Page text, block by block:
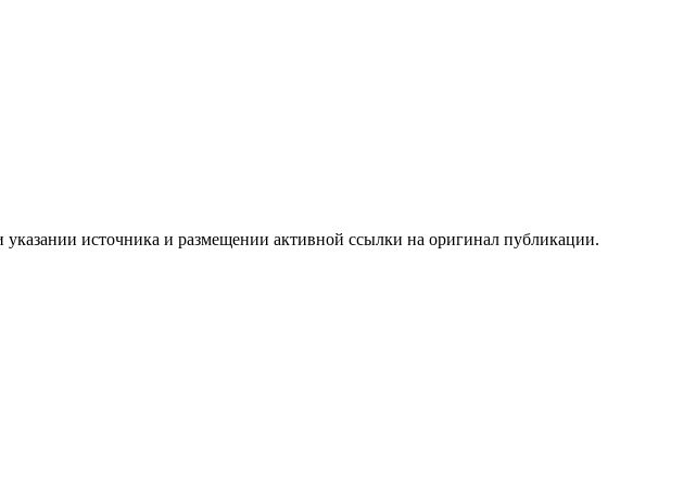
источника и размещении активной ссылки на оригинал публикации.